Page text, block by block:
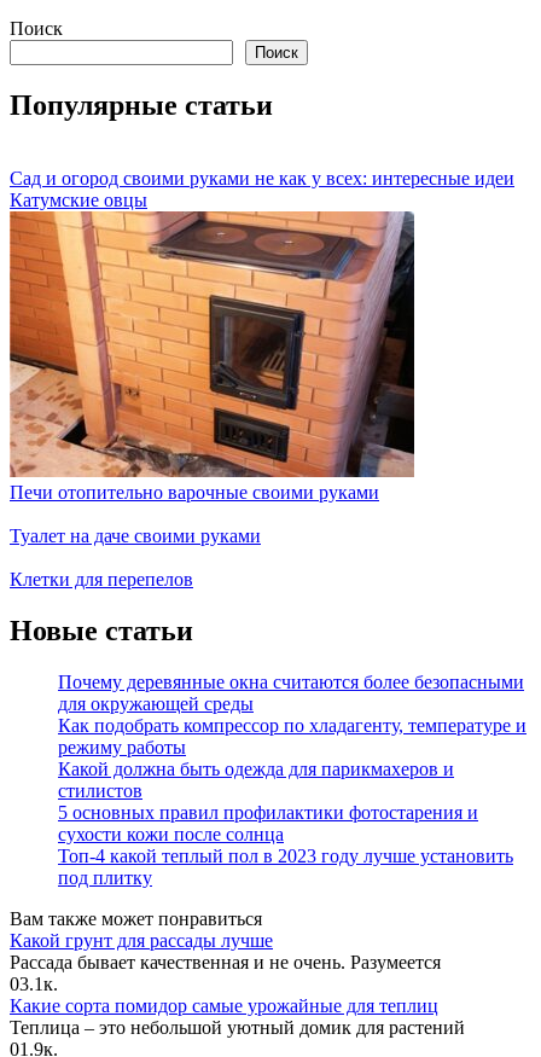
Поиск
Поиск
Популярные статьи
Сад и огород своими руками не как у всех: интересные идеи
Катумские овцы
Печи отопительно варочные своими руками
Туалет на даче своими руками
Клетки для перепелов
Новые статьи
Почему деревянные окна считаются более безопасными
для окружающей среды
Как подобрать компрессор по хладагенту, температуре и
режиму работы
Какой должна быть одежда для парикмахеров и
стилистов
5 основных правил профилактики фотостарения и
сухости кожи после солнца
Топ-4 какой теплый пол в 2023 году лучше установить
под плитку
Вам также может понравиться
Какой грунт для рассады лучше
Рассада бывает качественная и не очень. Разумеется
03.1к.
Какие сорта помидор самые урожайные для теплиц
Теплица – это небольшой уютный домик для растений
01.9к.